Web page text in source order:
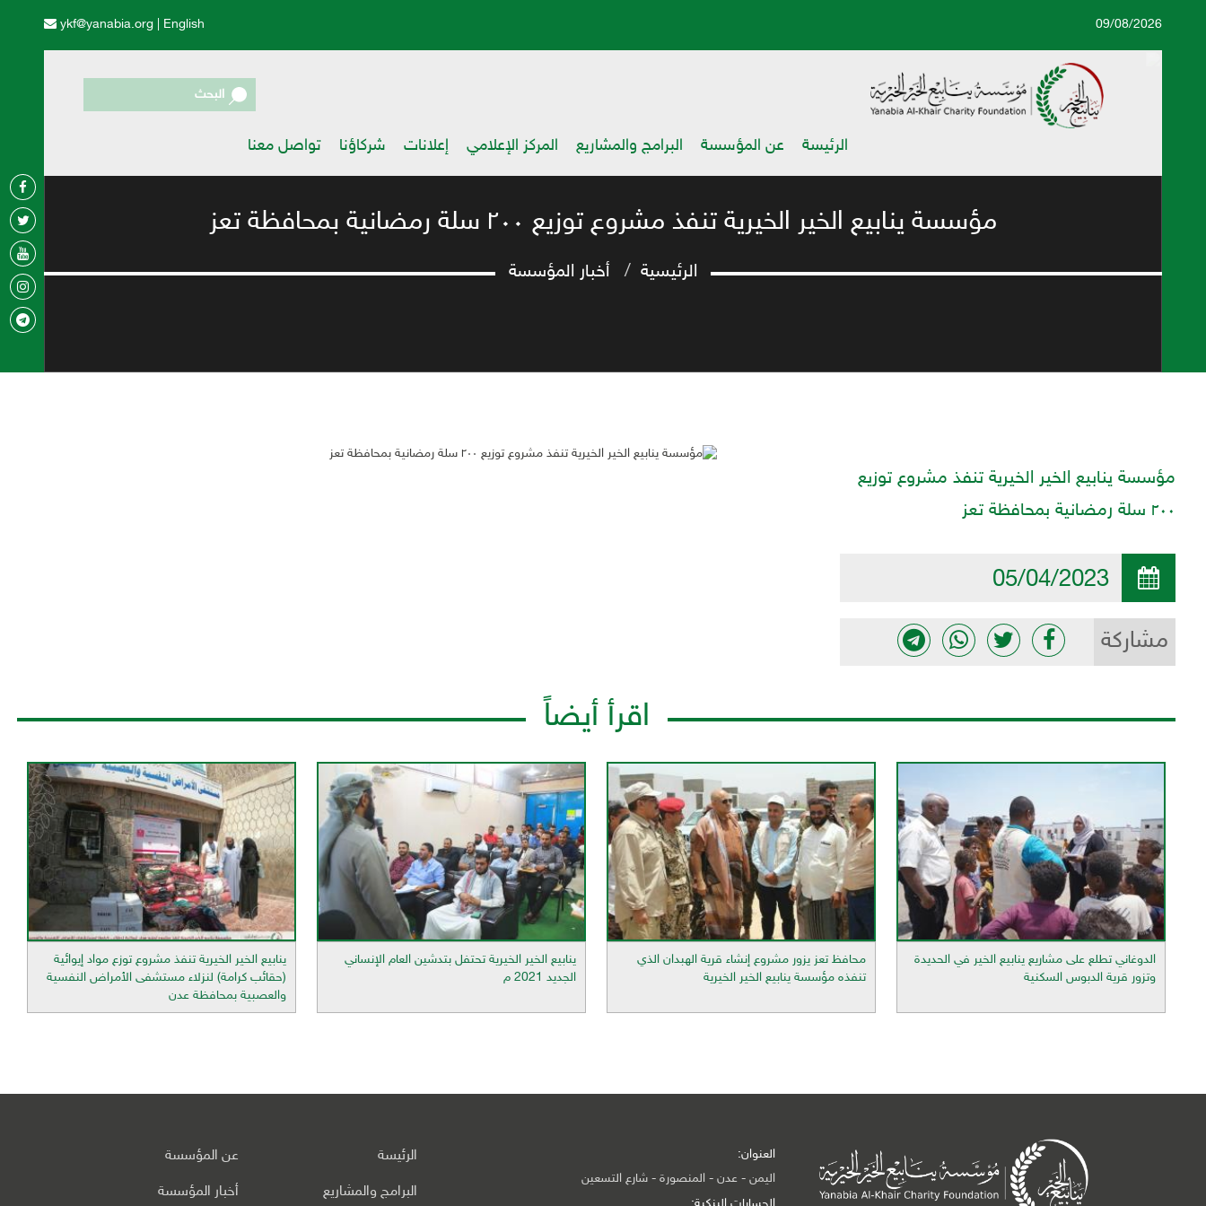
English
ykf@yanabia.org 09/08/2026
البحث
الرئيسة عن المؤسسة البرامج والمشاريع المركز الإعلامي إعلانات شركاؤنا تواصل معنا
مؤسسة ينابيع الخير الخيرية تنفذ مشروع توزيع ٢٠٠ سلة رمضانية بمحافظة تعز
الرئيسية أخبار المؤسسة
مؤسسة ينابيع الخير الخيرية تنفذ مشروع توزيع
٢٠٠ سلة رمضانية بمحافظة تعز
05/04/2023
مشاركة
اقرأ أيضاً
الدوغاني تطلع على مشاريع ينابيع الخير في الحديدة
وتزور قرية الدبوس السكنية
محافظ تعز يزور مشروع إنشاء قرية الهبدان الذي
تنفذه مؤسسة ينابيع الخير الخيرية
ينابيع الخير الخيرية تحتفل بتدشين العام الإنساني
الجديد 2021 م
ينابيع الخير الخيرية تنفذ مشروع توزع مواد إيوائية
(حقائب كرامة) لنزلاء مستشفى الأمراض النفسية
والعصبية بمحافظة عدن
العنوان:
اليمن - عدن - المنصورة - شارع التسعين
الرئيسة عن المؤسسة
البرامج والمشاريع أخبار المؤسسة